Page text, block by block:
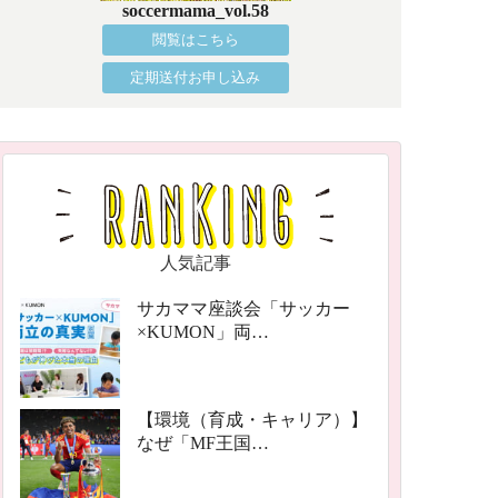
soccermama_vol.58
閲覧はこちら
定期送付お申し込み
人気記事
サカママ座談会「サッカー
×KUMON」両…
【環境（育成・キャリア）】
なぜ「MF王国…